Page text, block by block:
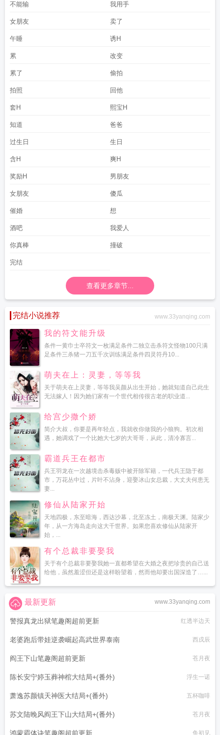
不能输 我用手
女朋友 卖了
午睡 诱H
累 改变
累了 偷拍
拍照 回他
套H 熙宝H
知道 爸爸
过生日 生日
含H 爽H
奖励H 男朋友
女朋友 傻瓜
催婚 想
酒吧 我爱人
你真棒 撞破
完结
查看更多章节...
完结小说推荐 www.33yanqing.com
我的符文能升级
条件一黄巾士卒符文一枚满足条件二独立击杀符文怪物100只满
足条件三杀猪一刀五千次训练满足条件四灵符丹10...
萌夫在上：灵妻，等等我
关于萌夫在上灵妻，等等我吴颜从出生开始，她就知道自己此生
无法嫁人！因为她们家有一个世代相传很古老的职业道...
给宫少撒个娇
简介大叔，你要是再年轻点，我就收你做我的小狼狗。初次相
遇，她调戏了一个比她大七岁的大哥哥，从此，清冷寡言...
霸道兵王在都市
兵王羽龙在一次越境击杀毒贩中被开除军籍，一代兵王隐于都
市，万花丛中过，片叶不沾身，迎娶冰山女总裁，大丈夫何患无
妻...
修仙从陆家开始
天地四极，东至暗海，西达沙幕，北至冻土，南极天渊。陆家少
年，从一方海岛走向这大千世界。如果您喜欢修仙从陆家开
始，...
有个总裁非要娶我
关于有个总裁非要娶我她一直都希望在大婚之夜把珍贵的自己送
给他，虽然羞涩但还是这样盼望着，然而他却要出国深造了…...
www.33yanqing.com
最新更新
警报真龙出狱笔趣阁超前更新 红透半边天
老婆跑后带娃逆袭崛起高武世界泰南 西戌辰
阎王下山笔趣阁超前更新 苍月夜
陈长安宁婷玉葬神棺大结局+(番外) 浮生一诺
萧逸苏颜镇天神医大结局+(番外) 五杯咖啡
苏文陆晚风阎王下山大结局+(番外) 苍月夜
鸿蒙霸体诀笔趣阁超前更新 鱼初见